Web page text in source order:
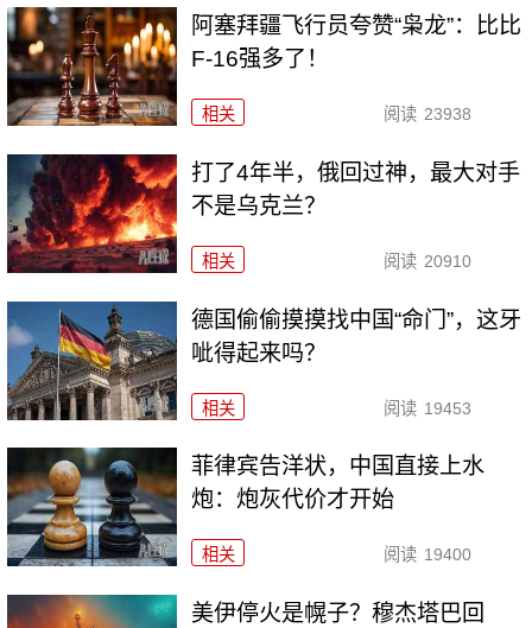
阿塞拜疆飞行员夸赞“枭龙”：比比
F-16强多了！
相关 阅读 23938
打了4年半，俄回过神，最大对手
不是乌克兰？
相关 阅读 20910
德国偷偷摸摸找中国“命门”，这牙
呲得起来吗？
相关 阅读 19453
菲律宾告洋状，中国直接上水
炮：炮灰代价才开始
相关 阅读 19400
美伊停火是幌子？穆杰塔巴回